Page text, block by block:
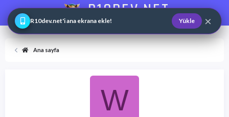
R10DEV.NET
Web ve Game Master
Ana sayfa
W
R10dev.net'i ana ekrana ekle! Yükle ×